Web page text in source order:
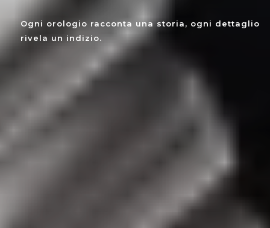
Ogni orologio racconta una storia, ogni dettaglio
rivela un indizio.